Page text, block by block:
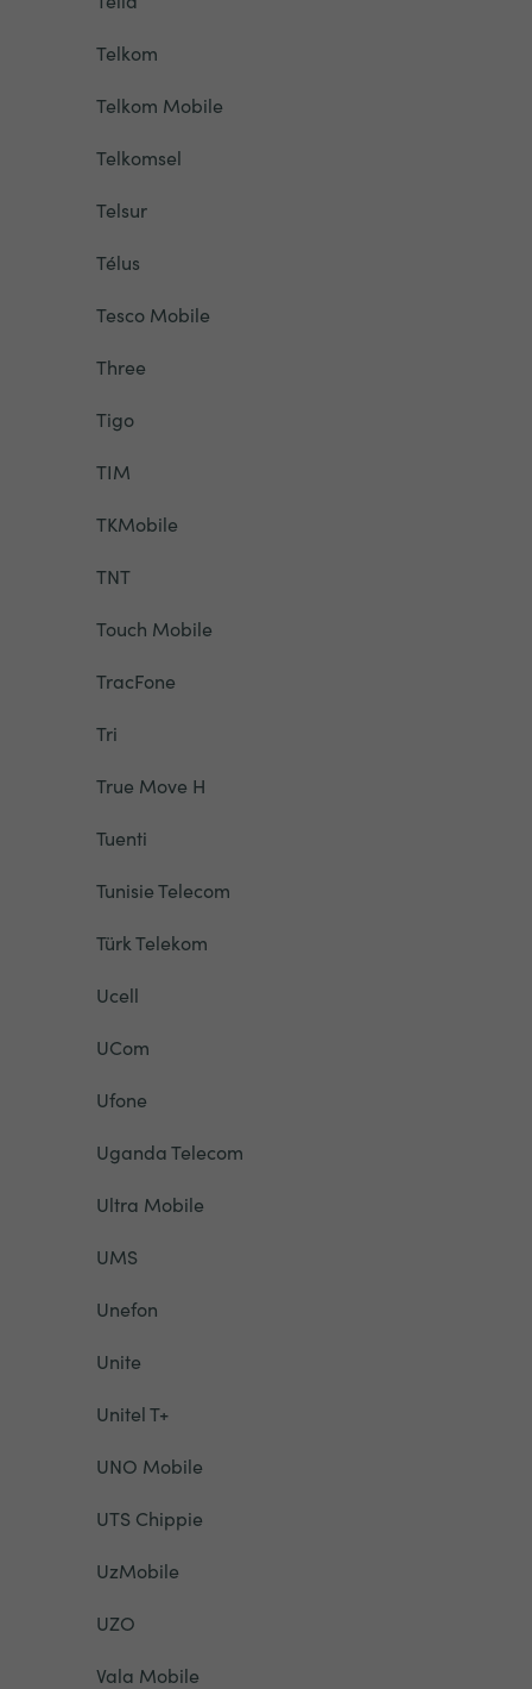
Telkom
Telkom Mobile
Telkomsel
Telsur
Télus
Tesco Mobile
Three
Tigo
TIM
TKMobile
TNT
Touch Mobile
TracFone
Tri
True Move H
Tuenti
Tunisie Telecom
Türk Telekom
Ucell
UCom
Ufone
Uganda Telecom
Ultra Mobile
UMS
Unefon
Unite
Unitel T+
UNO Mobile
UTS Chippie
UzMobile
UZO
Vala Mobile